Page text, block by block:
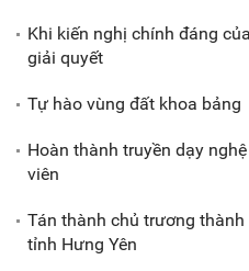
Khi kiến nghị chính đáng
giải quyết
Tự hào vùng đất khoa bảng
Hoàn thành truyền dạy
viên
Tán thành chủ trương
tỉnh Hưng Yên